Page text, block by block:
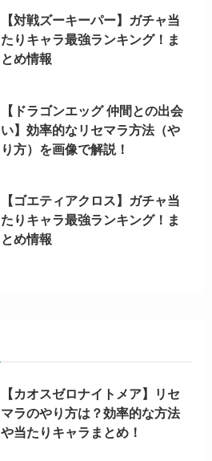
【対戦ズーキーパー】ガチャ当
たりキャラ最強ランキング！ま
とめ情報
【ドラゴンエッグ 仲間との出会
い】効率的なリセマラ方法（や
り方）を画像で解説！
【ゴエティアクロス】ガチャ当
たりキャラ最強ランキング！ま
とめ情報
【カオスゼロナイトメア】リセ
マラのやり方は？効率的な方法
や当たりキャラまとめ！